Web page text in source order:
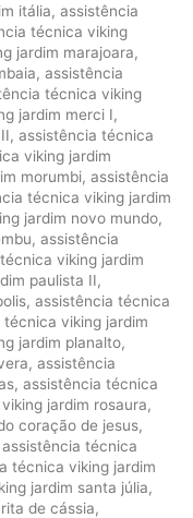
itália, assistência
técnica viking
jardim marajoara,
, assistência
técnica viking
jardim merci I,
, assistência técnica
viking jardim
morumbi, assistência
técnica viking jardim
jardim novo mundo,
, assistência
viking jardim
paulista II,
, assistência técnica
viking jardim
jardim planalto,
, assistência
, assistência técnica
jardim rosaura,
coração de jesus,
assistência técnica
técnica viking jardim
jardim santa júlia,
de cássia,